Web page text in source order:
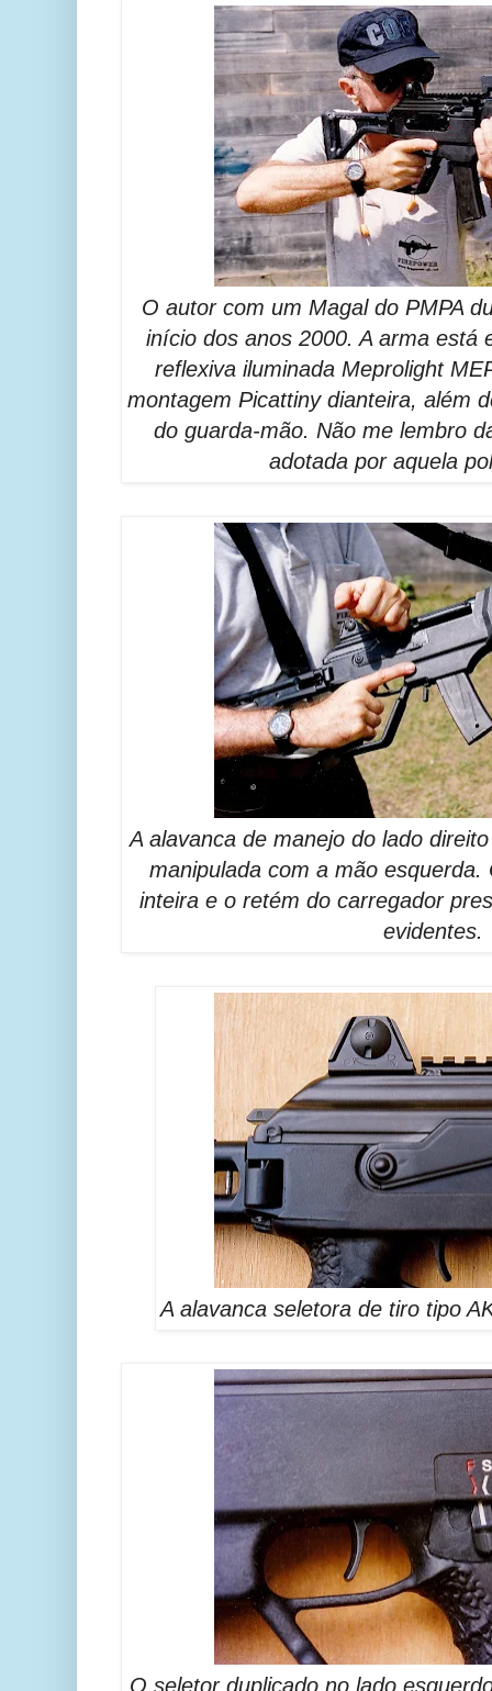
O autor com um Magal do PMPA
início dos anos 2000. A arma está
reflexiva iluminada Meprolight
montagem Picattiny dianteira, além
do guarda-mão. Não me lembro
adotada por aquela
A alavanca de manejo do lado
manipulada com a mão
inteira e o retém do carregador
evidentes.
A alavanca seletora de tiro tipo
O seletor duplicado no lado